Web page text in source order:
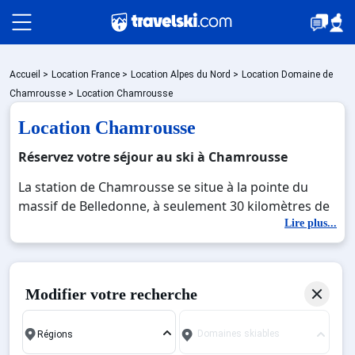
Packages
🚆Train de nuit
Stations
Hébergements
Bons plans
Accueil > Location France > Location Alpes du Nord > Location Domaine de
Chamrousse > Location Chamrousse
Location Chamrousse
Réservez votre séjour au ski à Chamrousse
La station de Chamrousse se situe à la pointe du
massif de Belledonne, à seulement 30 kilomètres de
Grenoble, en Isère. Familiale et simple d'accès,
Chamrousse offre la richesse d'activités des grandes
stations sans les inconvénients. Etendue sur 2
station est reliée par des pistes et des sentiers
un point culminant, la Croix de Chamrousse à 2250
Lire plus...
Modifier votre recherche
Domaines skiables